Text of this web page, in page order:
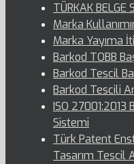
TÜRKAK BELGE
Marka
Marka Yayıma
Barkod TOBB
Barkod Tescil
Barkod Tescili
ISO 27001:2013
Sistemi
Türk Patent
Tasarım Tescil